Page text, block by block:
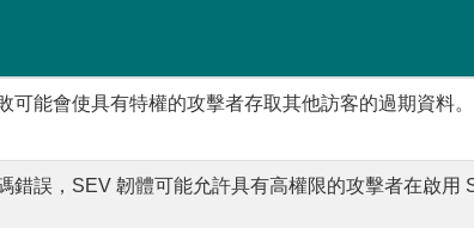
可能會使具有特權的攻擊者存取其他訪客的過期資料。
錯誤，SEV 韌體可能允許具有高權限的攻擊者在啟